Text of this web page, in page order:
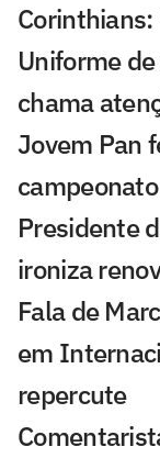
Uniforme
chama
Jovem Pan
Presidente
ironiza
Fala de
em
repercute